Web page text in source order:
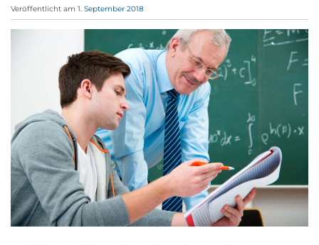
Veröffentlicht am 1. September 2018